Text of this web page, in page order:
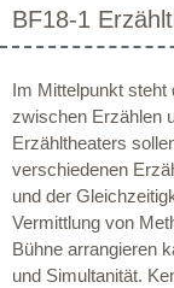
BF18-1
Im Mittelpunkt
zwischen Erzählen
Erzähltheaters
verschiedenen
und der
Vermittlung von
Bühne arrangieren
und Simultanität.